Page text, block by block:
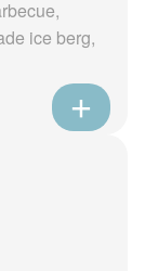
ice berg,